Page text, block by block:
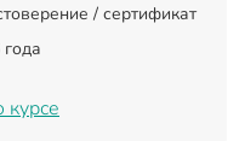
/ сертификат